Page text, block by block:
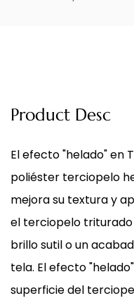
Product Desc
El efecto "helado" en
poliéster terciopelo
mejora su textura y
el terciopelo
brillo sutil o un
tela. El efecto
superficie del